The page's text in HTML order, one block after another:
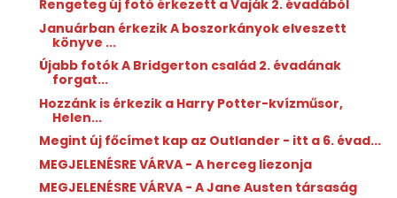
Rengeteg új fotó érkezett a Vaják 2. évadából
Januárban érkezik A boszorkányok elveszett
könyve ...
Újabb fotók A Bridgerton család 2. évadának
forgat...
Hozzánk is érkezik a Harry Potter-kvízműsor,
Helen...
Megint új főcímet kap az Outlander - itt a 6. évad...
MEGJELENÉSRE VÁRVA - A herceg liezonja
MEGJELENÉSRE VÁRVA - A Jane Austen társaság